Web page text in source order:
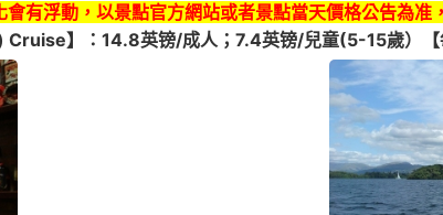
有浮動，以景點官方網站或者景點當天價格公告為准，
】：14.8英镑/成人；7.4英镑/兒童(5-15歲）【